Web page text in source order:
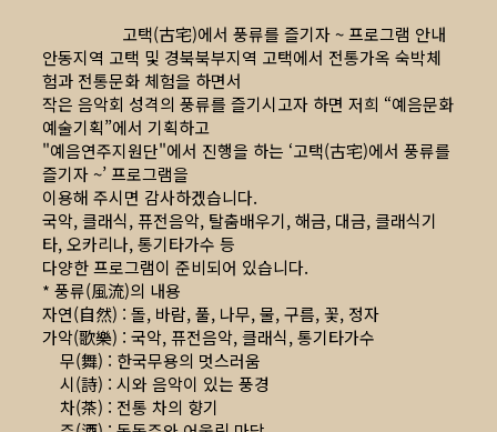
고택(古宅)에서 풍류를 즐기자 ~ 프로그램 안내
안동지역 고택 및 경북북부지역 고택에서 전통가옥 숙박체
험과 전통문화 체험을 하면서
작은 음악회 성격의 풍류를 즐기시고자 하면 저희 “예음문화
예술기획”에서 기획하고
"예음연주지원단"에서 진행을 하는 ‘고택(古宅)에서 풍류를
즐기자 ~’ 프로그램을
이용해 주시면 감사하겠습니다.
국악, 클래식, 퓨전음악, 탈춤배우기, 해금, 대금, 클래식기
타, 오카리나, 통기타가수 등
다양한 프로그램이 준비되어 있습니다.
* 풍류(風流)의 내용
자연(自然) : 돌, 바람, 풀, 나무, 물, 구름, 꽃, 정자
가악(歌樂) : 국악, 퓨전음악, 클래식, 통기타가수
무(舞) : 한국무용의 멋스러움
시(詩) : 시와 음악이 있는 풍경
차(茶) : 전통 차의 향기